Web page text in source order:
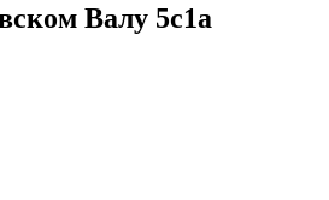
Валу 5с1а